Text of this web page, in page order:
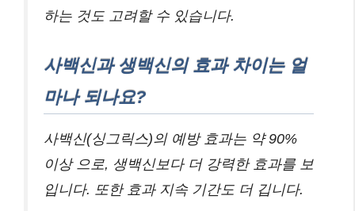
하는 것도 고려할 수 있습니다.
사백신과 생백신의 효과 차이는 얼
마나 되나요?
사백신(싱그릭스)의 예방 효과는 약 90%
이상 으로, 생백신보다 더 강력한 효과를 보
입니다. 또한 효과 지속 기간도 더 깁니다.